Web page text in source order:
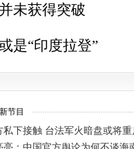
未获得突破
是“印度拉登”